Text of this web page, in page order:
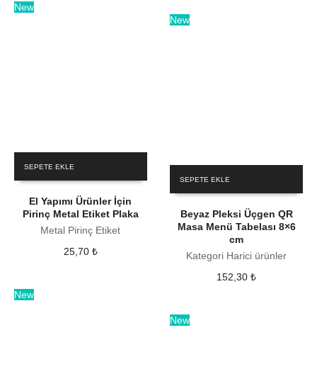
New
SEPETE EKLE
El Yapımı Ürünler İçin
Pirinç Metal Etiket Plaka
Metal Pirinç Etiket
25,70 ₺
New
SEPETE EKLE
Beyaz Pleksi Üçgen QR
Masa Menü Tabelası 8×6
cm
Kategori Harici ürünler
152,30₺
New
New